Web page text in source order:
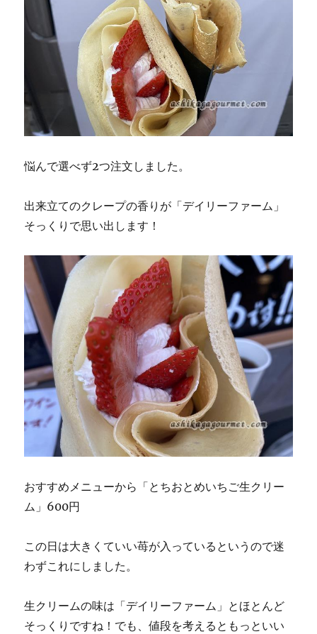
悩んで選べず2つ注文しました。
出来立てのクレープの香りが「デイリーファーム」
そっくりで思い出します！
おすすめメニューから「とちおとめいちご生クリー
ム」600円
この日は大きくていい苺が入っているというので迷
わずこれにしました。
生クリームの味は「デイリーファーム」とほとんど
そっくりですね！でも、値段を考えるともっといい